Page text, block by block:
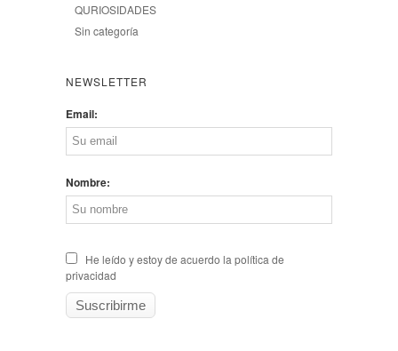
QURIOSIDADES
Sin categoría
NEWSLETTER
Email:
Nombre:
He leído y estoy de acuerdo la política de
privacidad